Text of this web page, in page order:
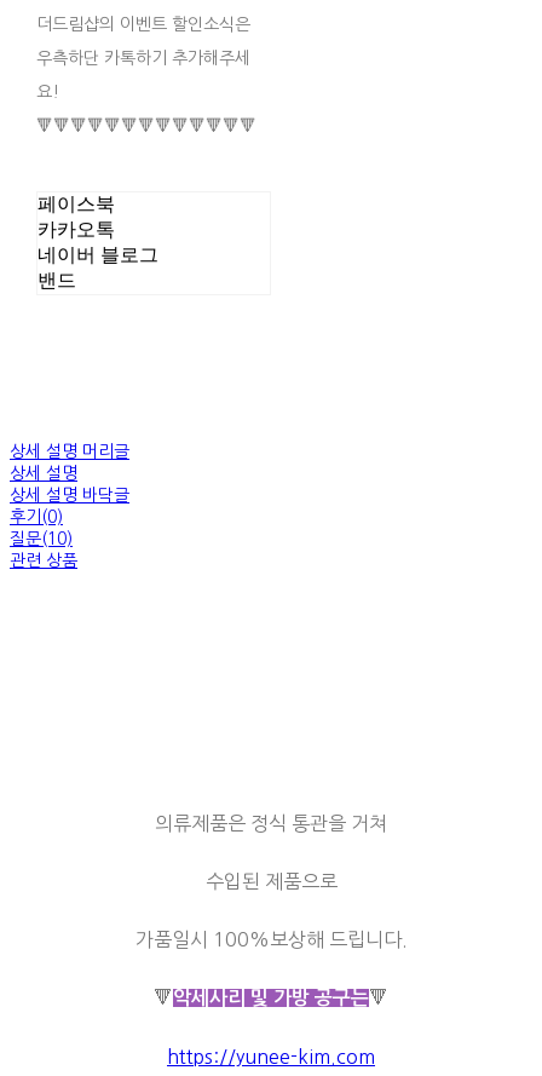
더드림샵의 이벤트 할인소식은
우측하단 카톡하기 추가해주세
요!
🔻🔻🔻🔻🔻🔻🔻🔻🔻🔻🔻🔻🔻
페이스북
카카오톡
네이버 블로그
밴드
상세 설명 머리글
상세 설명
상세 설명 바닥글
후기(0)
질문(10)
관련 상품
의류제품은 정식 통관을 거쳐
수입된 제품으로
가품일시 100%보상해 드립니다.
🔻 악세사리 및 가방 공구는🔻
https://yunee-kim.com